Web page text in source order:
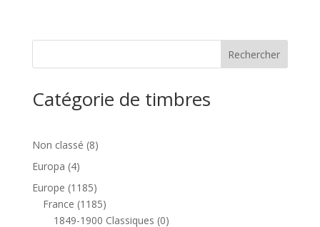
Catégorie de timbres
Non classé 88
Europa 44
produits
Europe 11851185
produits
France 11851185
produits
1849-1900 Classiques 00